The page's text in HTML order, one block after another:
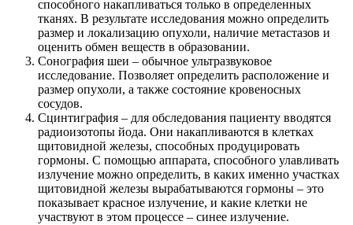
способного накапливаться только в определенных
тканях. В результате исследования можно определить
размер и локализацию опухоли, наличие метастазов и
оценить обмен веществ в образовании.
Сонография шеи – обычное ультразвуковое
исследование. Позволяет определить расположение и
размер опухоли, а также состояние кровеносных
сосудов.
Сцинтиграфия – для обследования пациенту вводятся
радиоизотопы йода. Они накапливаются в клетках
щитовидной железы, способных продуцировать
гормоны. С помощью аппарата, способного улавливать
излучение можно определить, в каких именно участках
щитовидной железы вырабатываются гормоны – это
показывает красное излучение, и какие клетки не
участвуют в этом процессе – синее излучение.